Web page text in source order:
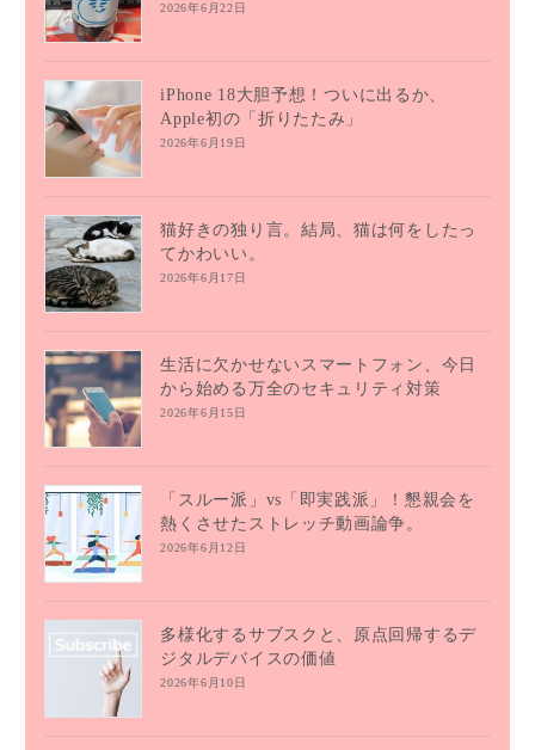
2026年6月22日
iPhone 18大胆予想！ついに出るか、
Apple初の「折りたたみ」
2026年6月19日
猫好きの独り言。結局、猫は何をしたっ
てかわいい。
2026年6月17日
生活に欠かせないスマートフォン、今日
から始める万全のセキュリティ対策
2026年6月15日
「スルー派」vs「即実践派」！懇親会を
熱くさせたストレッチ動画論争。
2026年6月12日
多様化するサブスクと、原点回帰するデ
ジタルデバイスの価値
2026年6月10日